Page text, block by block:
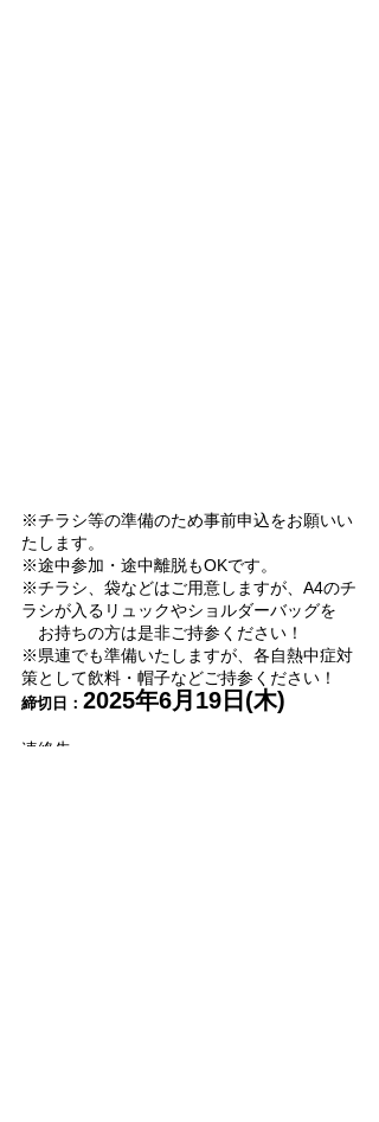
※チラシ等の準備のため事前申込をお願いい
たします。
※途中参加・途中離脱もOKです。
※チラシ、袋などはご用意しますが、A4のチ
ラシが入るリュックやショルダーバッグを
お持ちの方は是非ご持参ください！
※県連でも準備いたしますが、各自熱中症対
策として飲料・帽子などご持参ください！
締切日： 2025年6月19日(木)
連絡先